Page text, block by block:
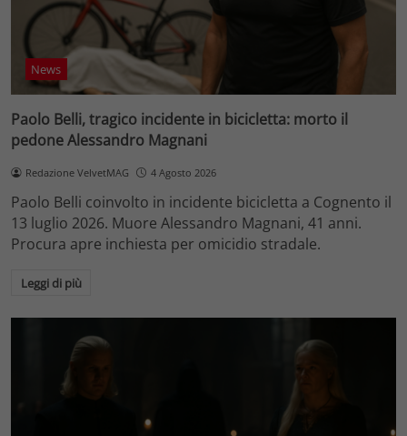
News
Paolo Belli, tragico incidente in bicicletta: morto il
pedone Alessandro Magnani
Redazione VelvetMAG 4 Agosto 2026
Paolo Belli coinvolto in incidente bicicletta a Cognento il
13 luglio 2026. Muore Alessandro Magnani, 41 anni.
Procura apre inchiesta per omicidio stradale.
Leggi di più